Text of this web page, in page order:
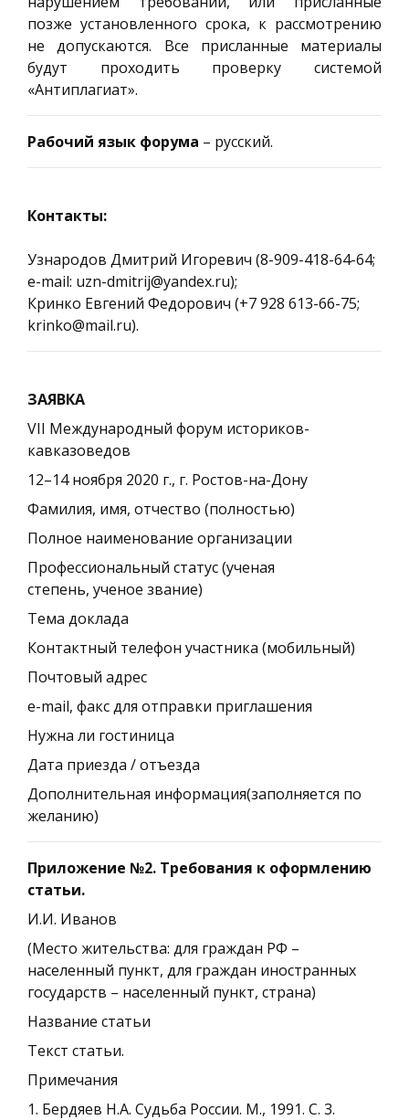
позже установленного срока, к рассмотрению
не допускаются. Все присланные материалы
будут проходить проверку системой
«Антиплагиат».
Рабочий язык форума – русский.
Контакты:
Узнародов Дмитрий Игоревич (8-909-418-64-64;
e-mail: uzn-dmitrij@yandex.ru);
Кринко Евгений Федорович (+7 928 613-66-75;
krinko@mail.ru).
ЗАЯВКА
VII Международный форум историков-
кавказоведов
12–14 ноября 2020 г., г. Ростов-на-Дону
Фамилия, имя, отчество (полностью)
Полное наименование организации
Профессиональный статус (ученая
степень, ученое звание)
Тема доклада
Контактный телефон участника (мобильный)
Почтовый адрес
e-mail, факс для отправки приглашения
Нужна ли гостиница
Дата приезда / отъезда
Дополнительная информация(заполняется по
желанию)
Приложение №2. Требования к оформлению
статьи.
И.И. Иванов
(Место жительства: для граждан РФ –
населенный пункт, для граждан иностранных
государств – населенный пункт, страна)
Название статьи
Текст статьи.
Примечания
1. Бердяев Н.А. Судьба России. М., 1991. С. 3.